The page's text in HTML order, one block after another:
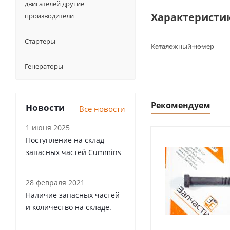
Каталожный номер
Рекомендуем
двигателей другие
производители
Стартеры
Генераторы
Новости Все новости
1 июня 2025
Поступление на склад
запасных частей Cummins
28 февраля 2021
Наличие запасных частей
и количество на складе.